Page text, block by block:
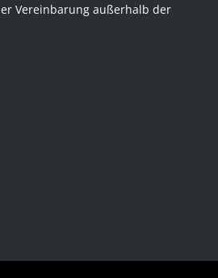
Vereinbarung außerhalb der